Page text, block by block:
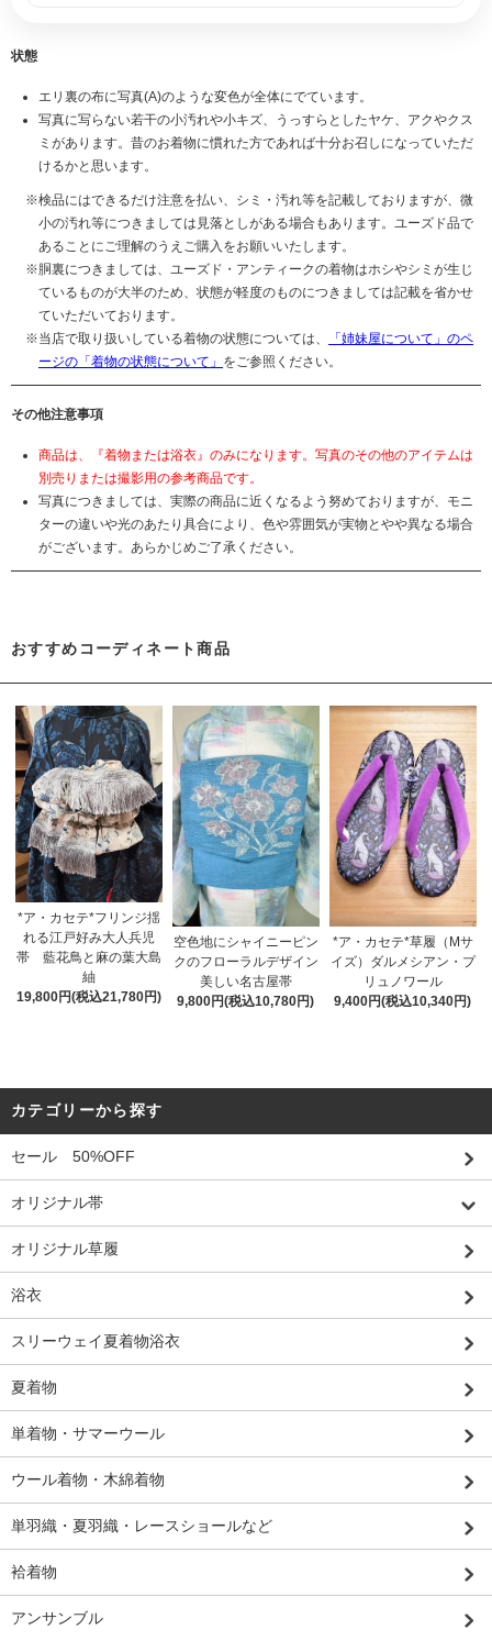
状態
エリ裏の布に写真(A)のような変色が全体にでています。
写真に写らない若干の小汚れや小キズ、うっすらとしたヤケ、アクやクス
ミがあります。昔のお着物に慣れた方であれば十分お召しになっていただ
けるかと思います。
検品にはできるだけ注意を払い、シミ・汚れ等を記載しておりますが、微
小の汚れ等につきましては見落としがある場合もあります。ユーズド品で
あることにご理解のうえご購入をお願いいたします。
胴裏につきましては、ユーズド・アンティークの着物はホシやシミが生じ
ているものが大半のため、状態が軽度のものにつきましては記載を省かせ
ていただいております。
当店で取り扱いしている着物の状態については、
「姉妹屋について」のペ
ージの「着物の状態について」 をご参照ください。
その他注意事項
商品は、『着物または浴衣』のみになります。写真のその他のアイテムは
別売りまたは撮影用の参考商品です。
写真につきましては、実際の商品に近くなるよう努めておりますが、モニ
ターの違いや光のあたり具合により、色や雰囲気が実物とやや異なる場合
がございます。あらかじめご了承ください。
おすすめコーディネート商品
*ア・カセテ*フリンジ揺
れる江戸好み大人兵児
帯 藍花鳥と麻の葉大島
紬
19,800円(税込21,780円)
空色地にシャイニーピン
クのフローラルデザイン
美しい名古屋帯
9,800円(税込10,780円)
*ア・カセテ*草履（Mサ
イズ）ダルメシアン・プ
リュノワール
9,400円(税込10,340円)
カテゴリーから探す
セール 50%OFF
オリジナル帯
オリジナル草履
浴衣
スリーウェイ夏着物浴衣
夏着物
単着物・サマーウール
ウール着物・木綿着物
単羽織・夏羽織・レースショールなど
袷着物
アンサンブル